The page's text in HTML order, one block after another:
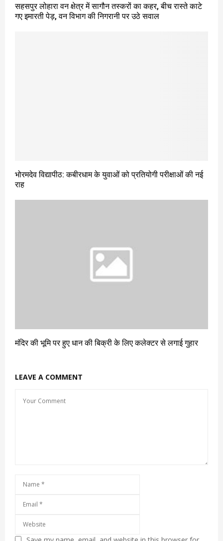
सहसपुर लोहारा वन क्षेत्र में सागौन तस्करों का कहर, बीच रास्ते काटे
गए इमारती पेड़, वन विभाग की निगरानी पर उठे सवाल
भोरमदेव विद्यापीठ: कबीरधाम के युवाओं को प्रतियोगी परीक्षाओं की नई
राह
मंदिर की भूमि पर हुए धान की बिक्री के लिए कलेक्टर से लगाई गुहार
LEAVE A COMMENT